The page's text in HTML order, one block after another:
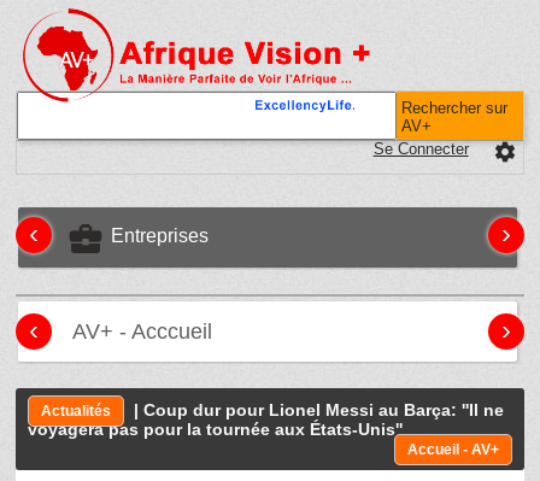
Rechercher sur
AV+
settings
Se Connecter
business_center Entreprises
‹ ›
AV+ - Acccueil
‹ ›
Actualités
| Coup dur pour Lionel Messi au Barça: ''Il ne
voyagera pas pour la tournée aux États-Unis''
Accueil - AV+